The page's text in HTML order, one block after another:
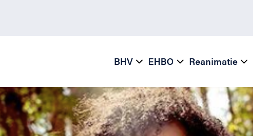
BHV EHBO Reanimatie